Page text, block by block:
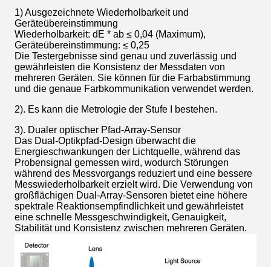
1) Ausgezeichnete Wiederholbarkeit und
Geräteübereinstimmung
Wiederholbarkeit: dE * ab ≤ 0,04 (Maximum),
Geräteübereinstimmung: ≤ 0,25
Die Testergebnisse sind genau und zuverlässig und
gewährleisten die Konsistenz der Messdaten von
mehreren Geräten. Sie können für die Farbabstimmung
und die genaue Farbkommunikation verwendet werden.
2). Es kann die Metrologie der Stufe I bestehen.
3). Dualer optischer Pfad-Array-Sensor
Das Dual-Optikpfad-Design überwacht die
Energieschwankungen der Lichtquelle, während das
Probensignal gemessen wird, wodurch Störungen
während des Messvorgangs reduziert und eine bessere
Messwiederholbarkeit erzielt wird. Die Verwendung von
großflächigen Dual-Array-Sensoren bietet eine höhere
spektrale Reaktionsempfindlichkeit und gewährleistet
eine schnelle Messgeschwindigkeit, Genauigkeit,
Stabilität und Konsistenz zwischen mehreren Geräten.